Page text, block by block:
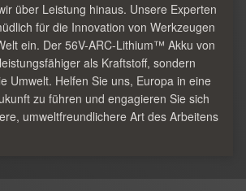
über Leistung hinaus. Unsere Experten
für die Innovation von Werkzeugen
ein. Der 56V-ARC-Lithium™ Akku von
als Kraftstoff, sondern
Umwelt. Helfen Sie uns, Europa in eine
zu führen und engagieren Sie sich
umweltfreundlichere Art des Arbeitens